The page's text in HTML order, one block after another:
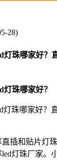
28)
灯珠哪家好？
珠哪家好？
灯珠哪家好？
插和贴片灯
灯珠厂家。